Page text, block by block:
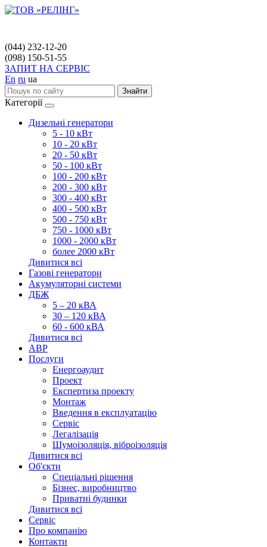
(044) 232-12-20
(098) 150-51-55
ЗАПИТ НА СЕРВІС
En ru ua
Знайти
Категорії
Дизельні генератори
5 - 10 кВт
10 - 20 кВт
20 - 50 кВт
50 - 100 кВт
100 - 200 кВт
200 - 300 кВт
300 - 400 кВт
400 - 500 кВт
500 - 750 кВт
750 - 1000 кВт
1000 - 2000 кВт
более 2000 кВт
Дивитися всі
Газові генератори
Акумуляторні системи
ДБЖ
5 – 20 кВА
30 – 120 кВА
60 - 600 кВА
Дивитися всі
АВР
Послуги
Енергоаудит
Проект
Експертиза проекту
Монтаж
Введення в експлуатацію
Сервіс
Легалізація
Шумоізоляція, віброізоляція
Дивитися всі
Об'єкти
Спеціальні рішення
Бізнес, виробництво
Приватні будинки
Дивитися всі
Сервіс
Про компанію
Контакти